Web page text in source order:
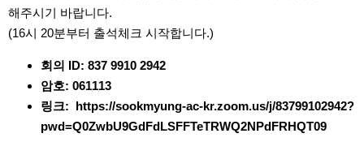
해주시기 바랍니다.
(16시 20분부터 출석체크 시작합니다.)
회의 ID: 837 9910 2942
암호: 061113
링크: https://sookmyung-ac-kr.zoom.us/j/83799102942?
pwd=Q0ZwbU9GdFdLSFFTeTRWQ2NPdFRHQT09